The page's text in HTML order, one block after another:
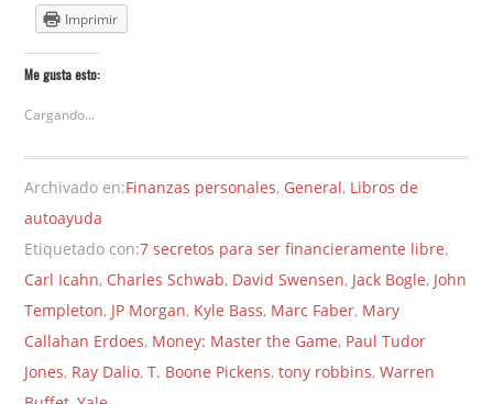
Imprimir
Me gusta esto:
Cargando...
Archivado en:Finanzas personales, General, Libros de
autoayuda
Etiquetado con:7 secretos para ser financieramente libre,
Carl Icahn, Charles Schwab, David Swensen, Jack Bogle, John
Templeton, JP Morgan, Kyle Bass, Marc Faber, Mary
Callahan Erdoes, Money: Master the Game, Paul Tudor
Jones, Ray Dalio,T. Boone Pickens,tony robbins,Warren